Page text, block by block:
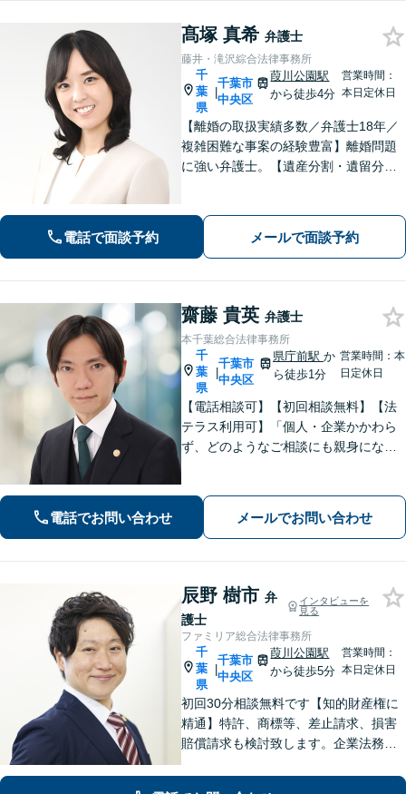
髙塚 真希 弁護士
藤井・滝沢綜合法律事務所
千
葉
県
|
千葉市
中央区
葭川公園駅
から徒歩4分
営業時間：
本日定休日
【離婚の取扱実績多数／弁護士18年／
複雑困難な事案の経験豊富】離婚問題
に強い弁護士。【遺産分割・遺留分・
寄り添って的確にアドバイスし、最善
の解決に導きます。【千葉駅徒歩13
電話で面談予約 メールで面談予約
齋藤 貴英 弁護士
本千葉総合法律事務所
千
葉
県
|
千葉市
中央区
県庁前駅か
ら徒歩1分
営業時間：本
日定休日
【電話相談可】【初回相談無料】【法
テラス利用可】「個人・企業かかわら
ず、どのようなご相談にも親身になっ
幅広くサポート。【夜間・休日面談
可】【完全個室】【本千葉駅徒歩３
電話でお問い合わせ メールでお問い合わせ
辰野 樹市 弁
護士
インタビューを
見る
ファミリア総合法律事務所
千
葉
県
|
千葉市
中央区
葭川公園駅
から徒歩5分
営業時間：
本日定休日
初回30分相談無料です【知的財産権に
精通】特許、商標等、差止請求、損害
賠償請求も検討致します。企業法務・